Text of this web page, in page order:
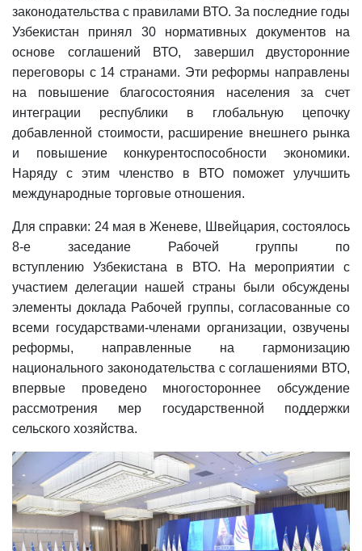
законодательства с правилами ВТО. За последние годы
Узбекистан принял 30 нормативных документов на
основе соглашений ВТО, завершил двусторонние
переговоры с 14 странами. Эти реформы направлены
на повышение благосостояния населения за счет
интеграции республики в глобальную цепочку
добавленной стоимости, расширение внешнего рынка
и повышение конкурентоспособности экономики.
Наряду с этим членство в ВТО поможет улучшить
международные торговые отношения.
Для справки: 24 мая в Женеве, Швейцария, состоялось
8-е заседание Рабочей группы по
вступлению Узбекистана в ВТО. На мероприятии с
участием делегации нашей страны были обсуждены
элементы доклада Рабочей группы, согласованные со
всеми государствами-членами организации, озвучены
реформы, направленные на гармонизацию
национального законодательства с соглашениями ВТО,
впервые проведено многостороннее обсуждение
рассмотрения мер государственной поддержки
сельского хозяйства.